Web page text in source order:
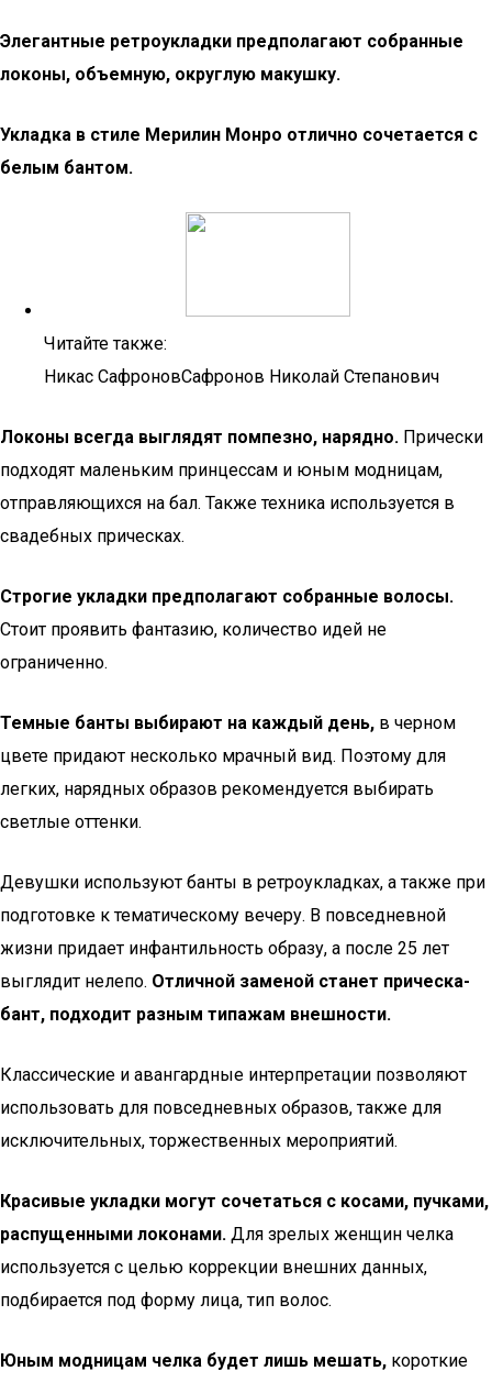
Элегантные ретроукладки предполагают собранные
локоны, объемную, округлую макушку.
Укладка в стиле Мерилин Монро отлично сочетается с
белым бантом.
Читайте также:
Никас СафроновСафронов Николай Степанович
Локоны всегда выглядят помпезно, нарядно. Прически
подходят маленьким принцессам и юным модницам,
отправляющихся на бал. Также техника используется в
свадебных прическах.
Строгие укладки предполагают собранные волосы.
Стоит проявить фантазию, количество идей не
ограниченно.
Темные банты выбирают на каждый день, в черном
цвете придают несколько мрачный вид. Поэтому для
легких, нарядных образов рекомендуется выбирать
светлые оттенки.
Девушки используют банты в ретроукладках, а также при
подготовке к тематическому вечеру. В повседневной
жизни придает инфантильность образу, а после 25 лет
выглядит нелепо. Отличной заменой станет прическа-
бант, подходит разным типажам внешности.
Классические и авангардные интерпретации позволяют
использовать для повседневных образов, также для
исключительных, торжественных мероприятий.
Красивые укладки могут сочетаться с косами, пучками,
распущенными локонами. Для зрелых женщин челка
используется с целью коррекции внешних данных,
подбирается под форму лица, тип волос.
Юным модницам челка будет лишь мешать, короткие